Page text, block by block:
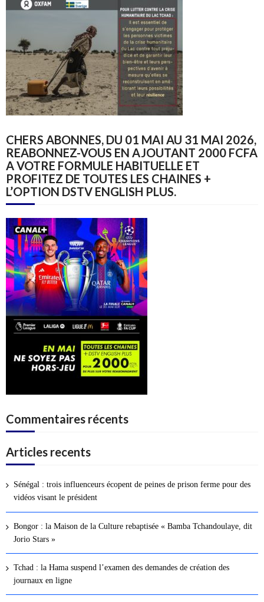
CHERS ABONNES, DU 01 MAI AU 31 MAI 2026,
REABONNEZ-VOUS EN AJOUTANT 2000 FCFA
A VOTRE FORMULE HABITUELLE ET
PROFITEZ DE TOUTES LES CHAINES +
L’OPTION DSTV ENGLISH PLUS.
Commentaires récents
Articles recents
Sénégal : trois influenceurs écopent de peines de prison ferme pour des
vidéos visant le président
Bongor : la Maison de la Culture rebaptisée « Bamba Tchandoulaye, dit
Jorio Stars »
Tchad : la Hama suspend l’examen des demandes de création des
journaux en ligne